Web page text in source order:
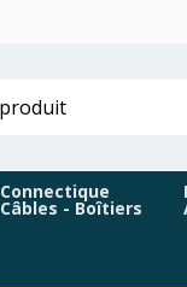
Connectique
Câbles - Boîtiers